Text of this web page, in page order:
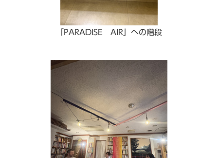
「PARADISE AIR」への階段